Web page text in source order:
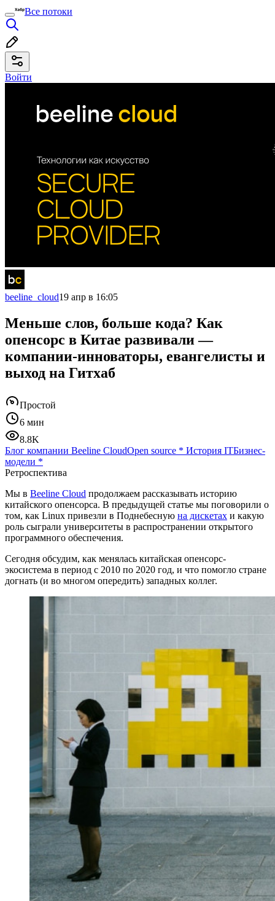
Все потоки
Войти
beeline_cloud19 апр в 16:05
Меньше слов, больше кода? Как
опенсорс в Китае развивали —
компании-инноваторы, евангелисты и
выход на Гитхаб
Простой
6 мин
8.8K
Блог компании Beeline CloudOpen source * История ITБизнес-
модели *
Ретроспектива
Мы в Beeline Cloud продолжаем рассказывать историю
китайского опенсорса. В предыдущей статье мы поговорили о
том, как Linux привезли в Поднебесную на дискетах и какую
роль сыграли университеты в распространении открытого
программного обеспечения.
Сегодня обсудим, как менялась китайская опенсорс-
экосистема в период с 2010 по 2020 год, и что помогло стране
догнать (и во многом опередить) западных коллег.